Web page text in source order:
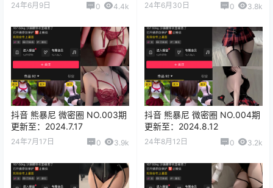
24年6月9日 0 4.4k 24年6月30日 0 3.8k
抖音 熊暴尼 微密圈 NO.003期
更新至：2024.7.17
24年7月17日 0 3.9k
抖音 熊暴尼 微密圈 NO.004期
更新至：2024.8.12
24年8月12日 0 3.2k